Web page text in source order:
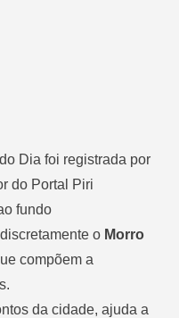
Dia foi registrada por
do Portal Piri
fundo
o Morro
compõem a
da cidade, ajuda a